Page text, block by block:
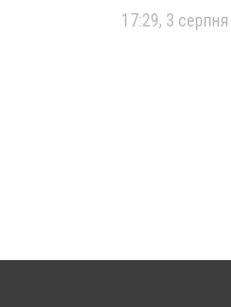
17:29, 3 серпня